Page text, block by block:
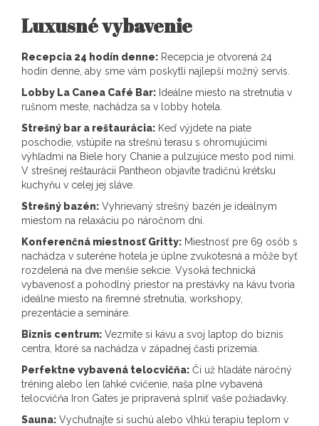
Luxusné vybavenie
Recepcia 24 hodín denne: Recepcia je otvorená 24
hodín denne, aby sme vám poskytli najlepší možný servis.
Lobby La Canea Café Bar: Ideálne miesto na stretnutia v
rušnom meste, nachádza sa v lobby hotela.
Strešný bar a reštaurácia: Keď výjdete na piate
poschodie, vstúpite na strešnú terasu s ohromujúcimi
výhľadmi na Biele hory Chanie a pulzujúce mesto pod nimi.
V strešnej reštaurácii Pantheon objavíte tradičnú krétsku
kuchyňu v celej jej sláve.
Strešný bazén: Vyhrievaný strešný bazén je ideálnym
miestom na relaxáciu po náročnom dni.
Konferenčná miestnosť Gritty: Miestnosť pre 69 osôb s
nachádza v suteréne hotela je úplne zvukotesná a môže byť
rozdelená na dve menšie sekcie. Vysoká technická
vybavenosť a pohodlný priestor na prestávky na kávu tvoria
ideálne miesto na firemné stretnutia, workshopy,
prezentácie a semináre.
Biznis centrum: Vezmite si kávu a svoj laptop do biznis
centra, ktoré sa nachádza v západnej časti prízemia.
Perfektne vybavená telocvičňa: Či už hľadáte náročný
tréning alebo len ľahké cvičenie, naša plne vybavená
telocvičňa Iron Gates je pripravená splniť vaše požiadavky.
Sauna: Vychutnajte si suchú alebo vlhkú terapiu teplom v